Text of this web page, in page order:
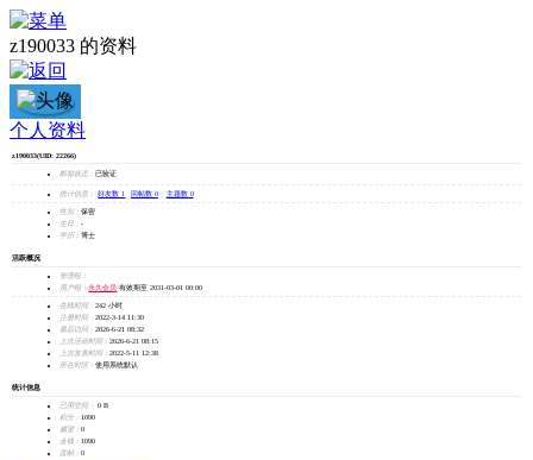
z190033 的资料
z190033
加为好友
发消息
个人资料
z190033(UID: 22266)
邮箱状态： 已验证
统计信息： 好友数 1 回帖数 0 主题数 0
性别： 保密
生日： -
学历： 博士
活跃概况
管理组：
用户组： 永久会员 有效期至 2031-03-01 00:00
在线时间： 242 小时
注册时间： 2022-3-14 11:30
最后访问： 2026-6-21 08:32
上次活动时间： 2026-6-21 08:15
上次发表时间： 2022-5-11 12:38
所在时区： 使用系统默认
统计信息
已用空间：
0 B
积分： 1090
威望： 0
金钱： 1090
贡献： 0